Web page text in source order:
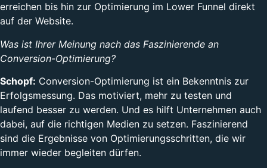
erreichen bis hin zur Optimierung im Lower Funnel direkt
auf der Website.
Was ist Ihrer Meinung nach das Faszinierende an
Conversion-Optimierung?
Schopf: Conversion-Optimierung ist ein Bekenntnis zur
Erfolgsmessung. Das motiviert, mehr zu testen und
laufend besser zu werden. Und es hilft Unternehmen auch
dabei, auf die richtigen Medien zu setzen. Faszinierend
sind die Ergebnisse von Optimierungsschritten, die wir
immer wieder begleiten dürfen.